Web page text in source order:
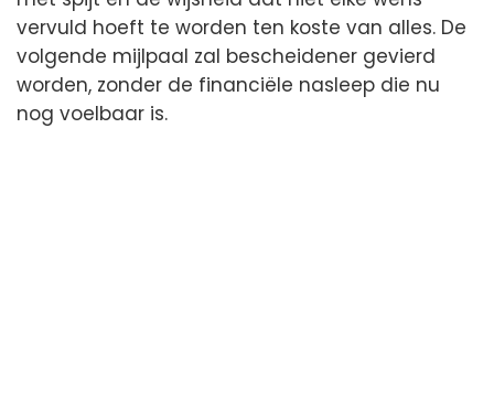
vervuld hoeft te worden ten koste van alles. De
volgende mijlpaal zal bescheidener gevierd
worden, zonder de financiële nasleep die nu
nog voelbaar is.